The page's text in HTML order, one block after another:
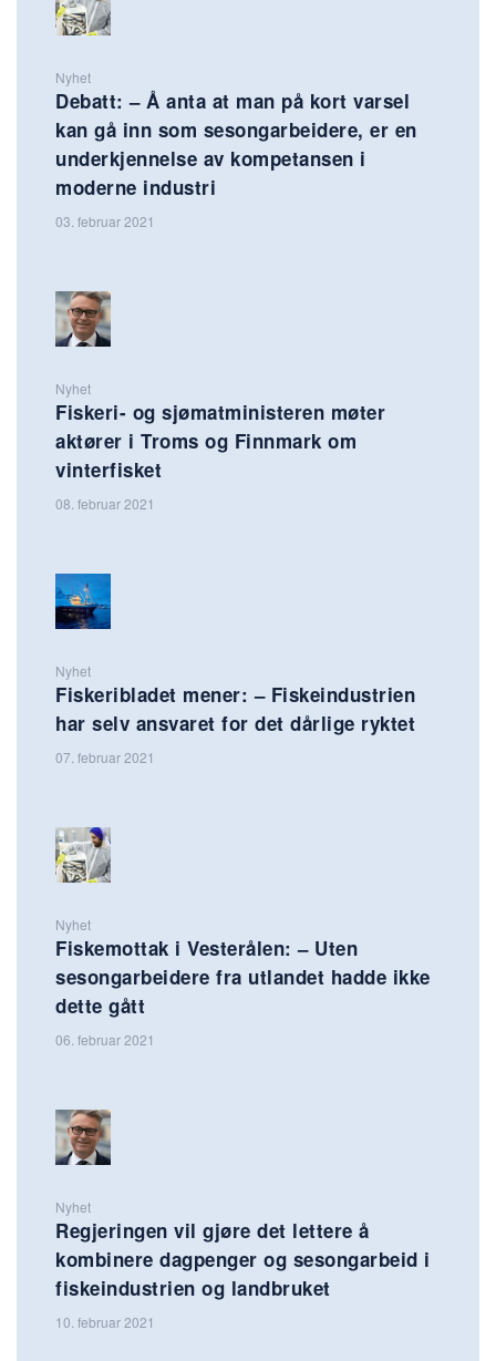
Nyhet
Debatt: – Å anta at man på kort varsel
kan gå inn som sesongarbeidere, er en
underkjennelse av kompetansen i
moderne industri
03. februar 2021
Nyhet
Fiskeri- og sjømatministeren møter
aktører i Troms og Finnmark om
vinterfisket
08. februar 2021
Nyhet
Fiskeribladet mener: – Fiskeindustrien
har selv ansvaret for det dårlige ryktet
07. februar 2021
Nyhet
Fiskemottak i Vesterålen: – Uten
sesongarbeidere fra utlandet hadde ikke
dette gått
06. februar 2021
Nyhet
Regjeringen vil gjøre det lettere å
kombinere dagpenger og sesongarbeid i
fiskeindustrien og landbruket
10. februar 2021